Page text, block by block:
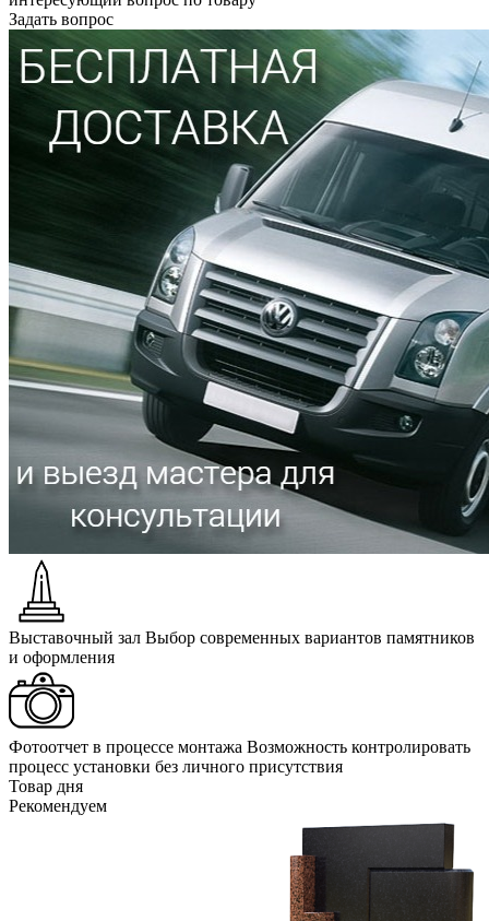
Задать вопрос
Выставочный зал Выбор современных вариантов памятников
и оформления
Фотоотчет в процессе монтажа Возможность контролировать
процесс установки без личного присутствия
Товар дня
Рекомендуем